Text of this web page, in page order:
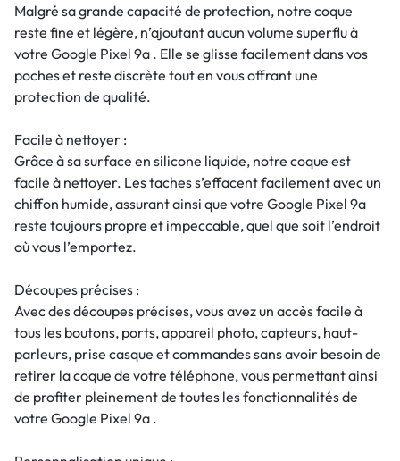
Malgré sa grande capacité de protection, notre coque
reste fine et légère, n’ajoutant aucun volume superflu à
votre Google Pixel 9a . Elle se glisse facilement dans vos
poches et reste discrète tout en vous offrant une
protection de qualité.
Facile à nettoyer :
Grâce à sa surface en silicone liquide, notre coque est
facile à nettoyer. Les taches s’effacent facilement avec un
chiffon humide, assurant ainsi que votre Google Pixel 9a
reste toujours propre et impeccable, quel que soit l’endroit
où vous l’emportez.
Découpes précises :
Avec des découpes précises, vous avez un accès facile à
tous les boutons, ports, appareil photo, capteurs, haut-
parleurs, prise casque et commandes sans avoir besoin de
retirer la coque de votre téléphone, vous permettant ainsi
de profiter pleinement de toutes les fonctionnalités de
votre Google Pixel 9a .